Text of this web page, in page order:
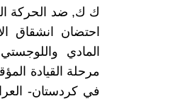
ك ك, ضد الحركة
احتضان انشقاق
المادي
مرحلة القيادة
في كردستان-